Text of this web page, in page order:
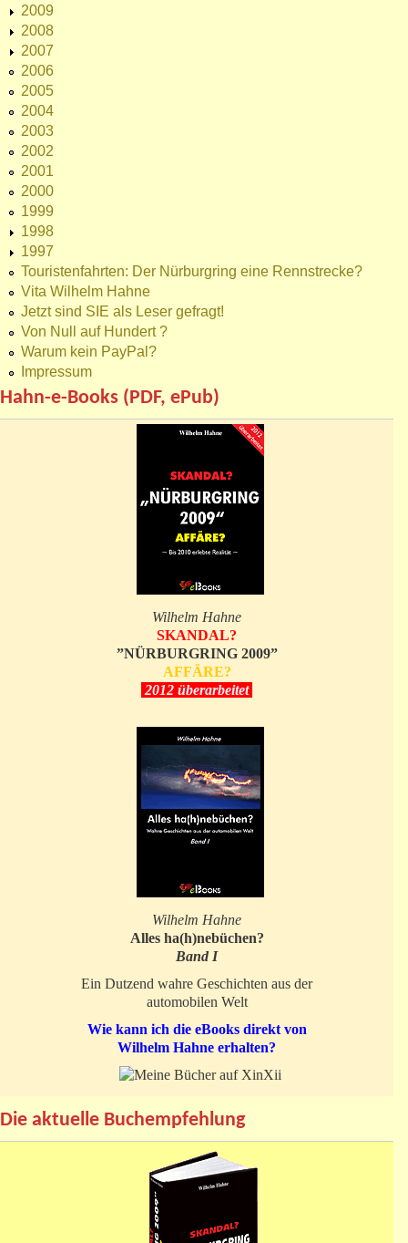
2009
2008
2007
2006
2005
2004
2003
2002
2001
2000
1999
1998
1997
Touristenfahrten: Der Nürburgring eine Rennstrecke?
Vita Wilhelm Hahne
Jetzt sind SIE als Leser gefragt!
Von Null auf Hundert ?
Warum kein PayPal?
Impressum
Hahn-e-Books (PDF, ePub)
Wilhelm Hahne
SKANDAL?
”NÜRBURGRING 2009”
AFFÄRE?
2012 überarbeitet
Wilhelm Hahne
Alles ha(h)nebüchen?
Band I
Ein Dutzend wahre Geschichten aus der
automobilen Welt
Wie kann ich die eBooks direkt von
Wilhelm Hahne erhalten?
Die aktuelle Buchempfehlung